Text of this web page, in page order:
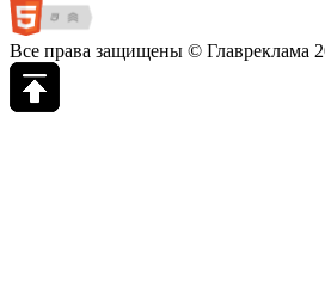
Все права защищены © Главреклама